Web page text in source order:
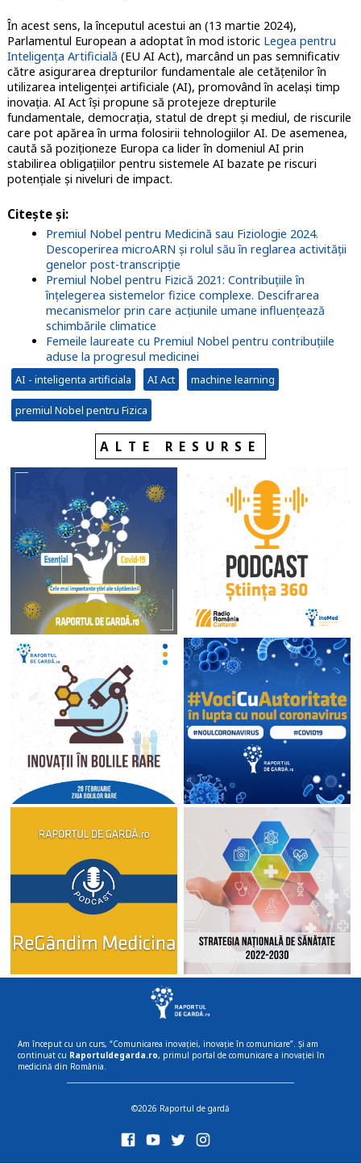
În acest sens, la începutul acestui an (13 martie 2024),
Parlamentul European a adoptat în mod istoric Legea pentru
Inteligența Artificială (EU AI Act), marcând un pas semnificativ
către asigurarea drepturilor fundamentale ale cetățenilor în
utilizarea inteligenței artificiale (AI), promovând în același timp
inovația. AI Act își propune să protejeze drepturile
fundamentale, democrația, statul de drept și mediul, de riscurile
care pot apărea în urma folosirii tehnologiilor AI. De asemenea,
caută să poziționeze Europa ca lider în domeniul AI prin
stabilirea obligațiilor pentru sistemele AI bazate pe riscuri
potențiale și niveluri de impact.
Citește și:
Premiul Nobel pentru Medicină sau Fiziologie 2024.
Descoperirea microARN și rolul său în reglarea activității
genelor post-transcripție
Premiul Nobel pentru Fizică 2021: Contribuțiile în
înțelegerea sistemelor fizice complexe. Descifrarea
mecanismelor prin care acțiunile umane influențează
schimbările climatice
Femeile laureate cu Premiul Nobel pentru contribuțiile
aduse la progresul medicinei
AI - inteligenta artificiala AI Act machine learning
premiul Nobel pentru Fizica
ALTE RESURSE
Am început cu un curs, “Comunicarea inovației, inovație în comunicare”. Și am
continuat cu Raportuldegarda.ro, primul portal de comunicare a inovației în
medicină din România.
©2026 Raportul de gardă